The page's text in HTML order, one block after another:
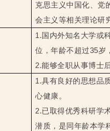
克思主义中国化、党
会主义等相关理论研
1. 国内外知名大学或
位，年龄不超过35岁
2.能够全职从事博士
1.具有良好的思想品
心健康。
2.已取得优秀科研学
潜质，是同年龄本学